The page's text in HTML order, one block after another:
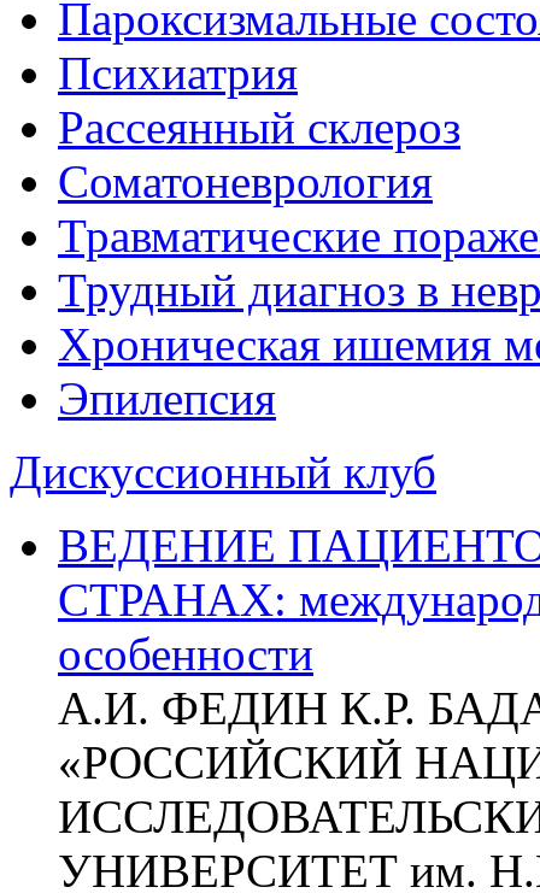
Пароксизмальные
Психиатрия
Рассеянный склероз
Соматоневрология
Травматические
Трудный диагноз в
Хроническая ишемия
Эпилепсия
Дискуссионный клуб
ВЕДЕНИЕ
СТРАНАХ:
особенности
А.И. ФЕДИН К.Р.
«РОССИЙСКИЙ
УНИВЕРСИТЕТ им.